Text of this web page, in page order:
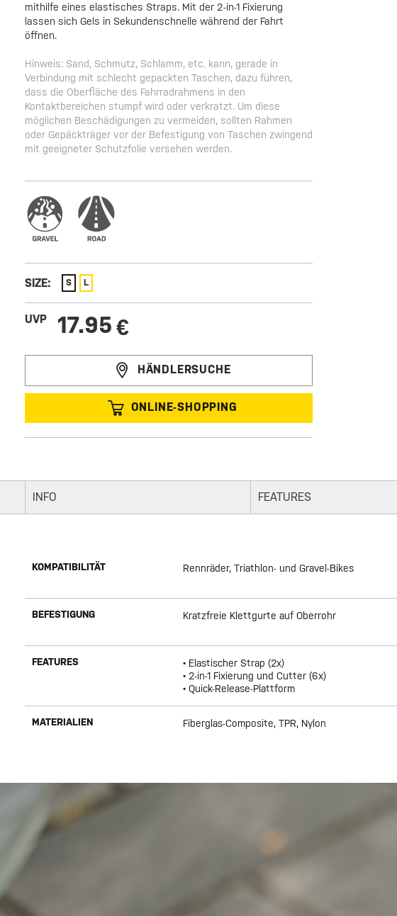
mithilfe eines elastisches Straps. Mit der 2-in-1 Fixierung
lassen sich Gels in Sekundenschnelle während der Fahrt
öffnen.
Hinweis: Sand, Schmutz, Schlamm, etc. kann, gerade in
Verbindung mit schlecht gepackten Taschen, dazu führen,
dass die Oberfläche des Fahrradrahmens in den
Kontaktbereichen stumpf wird oder verkratzt. Um diese
möglichen Beschädigungen zu vermeiden, sollten Rahmen
oder Gepäckträger vor der Befestigung von Taschen zwingend
mit geeigneter Schutzfolie versehen werden.
SIZE: S L
UVP 17.95€
HÄNDLERSUCHE
ONLINE-SHOPPING
INFO FEATURES
KOMPATIBILITÄT Rennräder, Triathlon- und Gravel-Bikes
BEFESTIGUNG Kratzfreie Klettgurte auf Oberrohr
FEATURES
• Elastischer Strap (2x)
• 2-in-1 Fixierung und Cutter (6x)
• Quick-Release-Plattform
MATERIALIEN Fiberglas-Composite, TPR, Nylon